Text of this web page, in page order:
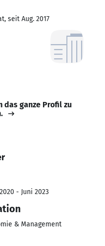
seit Aug. 2017
das ganze Profil zu
- Juni 2023
& Management